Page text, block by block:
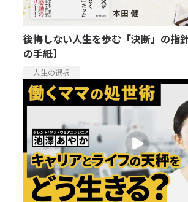
後悔しない人生を歩む「決断」の指
の手紙】
人生の選択